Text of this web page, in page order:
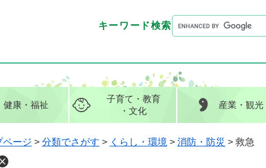
健康・福祉
子育て ・教育
・文化
産業 ・観光
キーワード検索
G
o
g
l
ス
タ
ページ > 分類でさがす > くらし・環境 > 消防・防災 > 救急